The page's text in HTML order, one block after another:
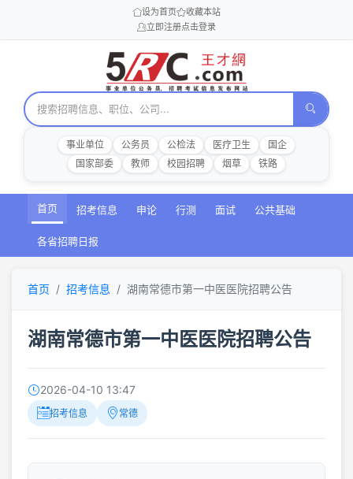
设为首页
收藏本站
立即注册点击登录
事业单位 公务员 公检法 医疗卫生
国企
国家部委
教师 校园招聘 烟草 铁路
首页 招考信息 申论 行测 面试 公共基础
各省招聘日报
首页 招考信息 湖南常德市第一中医医院招聘公告
湖南常德市第一中医医院招聘公告
2026-04-10 13:47
招考信息 常德